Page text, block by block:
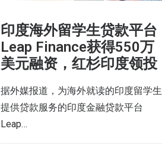
印度海外留学生贷款平台
Leap Finance获得550万
美元融资，红杉印度领投
据外媒报道，为海外就读的印度留学生
提供贷款服务的印度金融贷款平台
Leap…